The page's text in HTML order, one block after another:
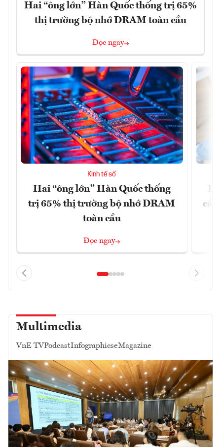
Hai “ông lớn” Hàn Quốc thống trị 65%
thị trường bộ nhớ DRAM toàn cầu
Đọc ngay
Kinh tế số
Hai “ông lớn” Hàn Quốc thống
trị 65% thị trường bộ nhớ DRAM
toàn cầu
Đọc ngay
Multimedia
VnE TVPodcastInfographicseMagazine